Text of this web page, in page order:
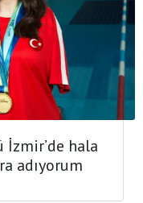
İzmir’de hala
adıyorum